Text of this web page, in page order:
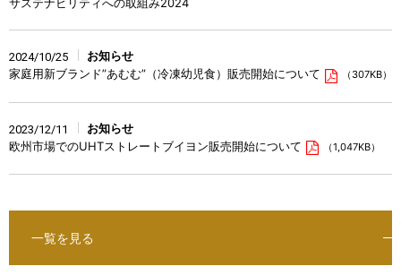
2024/10/25
お知らせ
家庭用新ブランド”あむむ”（冷凍幼児食）販売開始について
（307KB）
2023/12/11
お知らせ
欧州市場でのUHTストレートブイヨン販売開始について
（1,047KB）
一覧を見る